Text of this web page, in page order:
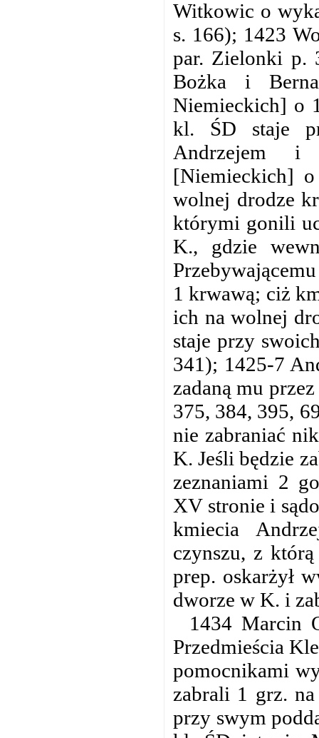
Witkowic o
s. 166); 1423
par. Zielonki p.
Bożka i
Niemieckich] o
kl. ŚD staje
Andrzejem i
[Niemieckich]
wolnej drodze
którymi gonili
K., gdzie
1 krwawą; ciż
ich na wolnej
staje przy
341); 1425-7
zadaną mu
375, 384, 395,
nie zabraniać
K. Jeśli będzie
zeznaniami 2
XV stronie i
kmiecia
czynszu, z
prep. oskarżył
dworze w K. i
1434 Marcin
Przedmieścia
pomocnikami
zabrali 1 grz.
przy swym